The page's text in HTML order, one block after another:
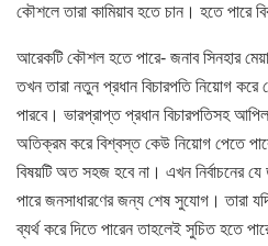
কৌশলে তারা কামিয়াব হতে চান। হতে পারে
আরেকটি কৌশল হতে পারে- জনাব সিনহার
তখন তারা নতুন প্রধান বিচারপতি নিয়োগ
পারবে। ভারপ্রাপ্ত প্রধান বিচারপতিসহ
অতিক্রম করে বিশ্বস্ত কেউ নিয়োগ পেতে
বিষয়টি অত সহজ হবে না। এখন নির্বাচনের
পারে জনসাধারণের জন্য শেষ সুযোগ। তারা যদি
ব্যর্থ করে দিতে পারেন তাহলেই সুচিত হতে